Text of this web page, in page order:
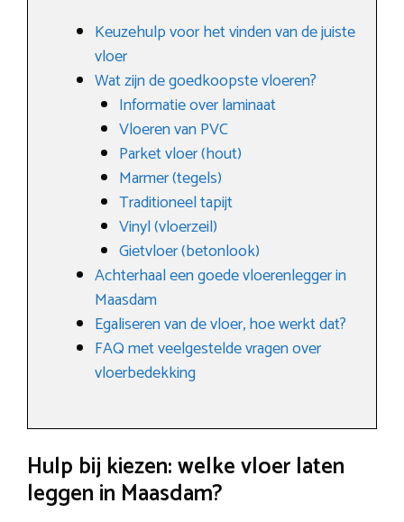
Keuzehulp voor het vinden van de juiste
vloer
Wat zijn de goedkoopste vloeren?
Informatie over laminaat
Vloeren van PVC
Parket vloer (hout)
Marmer (tegels)
Traditioneel tapijt
Vinyl (vloerzeil)
Gietvloer (betonlook)
Achterhaal een goede vloerenlegger in
Maasdam
Egaliseren van de vloer, hoe werkt dat?
FAQ met veelgestelde vragen over
vloerbedekking
Hulp bij kiezen: welke vloer laten
leggen in Maasdam?